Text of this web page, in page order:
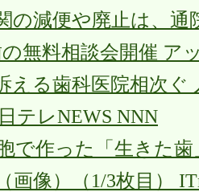
の減便や廃止は、
無料相談会開催 ア
える歯科医院相次
テレNEWS NNN
で作った「生きた
画像）（1/3枚目）